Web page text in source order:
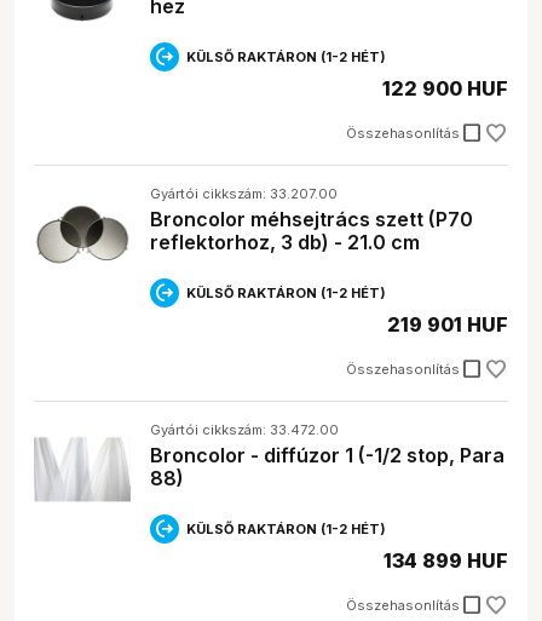
hez
KÜLSŐ RAKTÁRON (1-2 HÉT)
Összehasonlítás check_box_outline_blank
122 900 HUF
Gyártói cikkszám: 33.207.00
Broncolor méhsejtrács szett (P70
reflektorhoz, 3 db) - 21.0 cm
KÜLSŐ RAKTÁRON (1-2 HÉT)
Összehasonlítás check_box_outline_blank
219 901 HUF
Gyártói cikkszám: 33.472.00
Broncolor - diffúzor 1 (-1/2 stop, Para
88)
KÜLSŐ RAKTÁRON (1-2 HÉT)
Összehasonlítás check_box_outline_blank
134 899 HUF